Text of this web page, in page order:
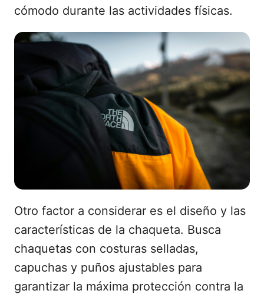
cómodo durante las actividades físicas.
Otro factor a considerar es el diseño y las
características de la chaqueta. Busca
chaquetas con costuras selladas,
capuchas y puños ajustables para
garantizar la máxima protección contra la